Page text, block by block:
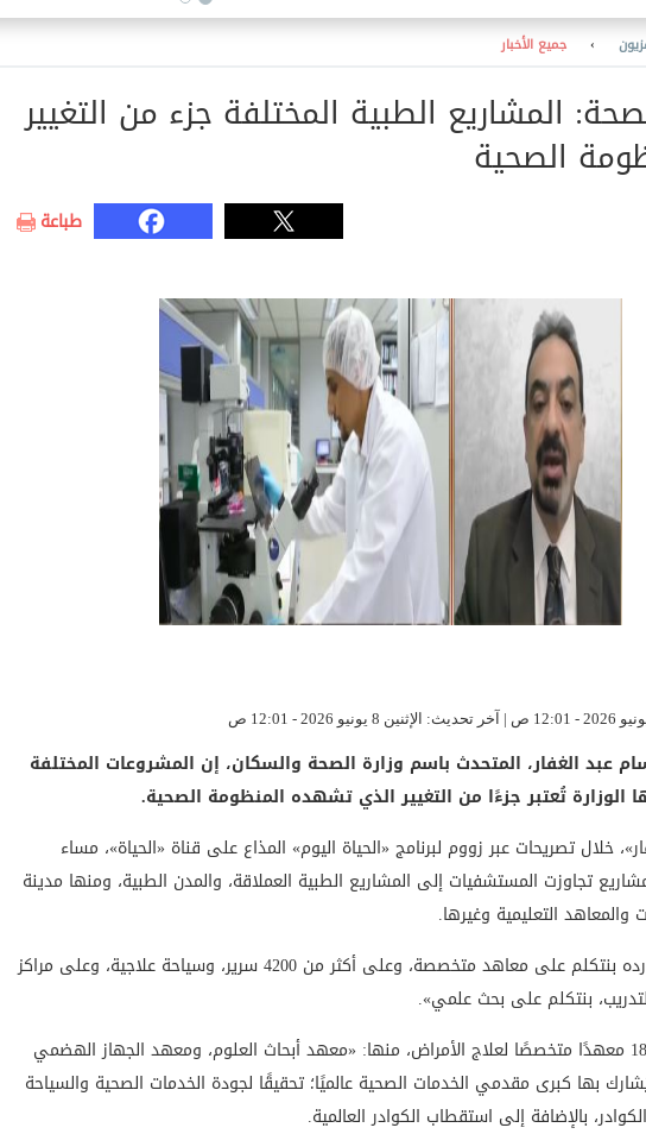
والتعليم
› جميع الأخبار
المشاريع الطبية المختلفة جزء من التغيير
الصحية
طباعة
عبد الغفار، المتحدث باسم وزارة الصحة والسكان، إن المشروعات المختلفة
الوزارة تُعتبر جزءًا من التغيير الذي تشهده المنظومة الصحية.
خلال تصريحات عبر زووم لبرنامج «الحياة اليوم» المذاع على قناة «الحياة»، مساء
تجاوزت المستشفيات إلى المشاريع الطبية العملاقة، والمدن الطبية، ومنها مدينة
التعليمية وغيرها.
وتابع: «إحنا النهارده بنتكلم على معاهد متخصصة، وعلى أكثر من 4200 سرير، وسياحة علاجية، وعلى مراكز
بنتكلم على بحث علمي».
ولفت إلى وجود 18 معهدًا متخصصًا لعلاج الأمراض، منها: «معهد أبحاث العلوم، ومعهد الجهاز الهضمي
بها كبرى مقدمي الخدمات الصحية عالميًا؛ تحقيقًا لجودة الخدمات الصحية والسياحة
بالإضافة إلى استقطاب الكوادر العالمية.